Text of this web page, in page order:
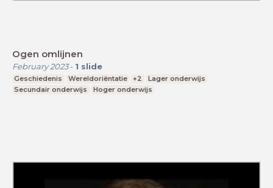
Ogen omlijnen
February 2023- 1 slide
Geschiedenis Wereldoriëntatie +2
Lager onderwijs
Secundair onderwijs
Hoger onderwijs